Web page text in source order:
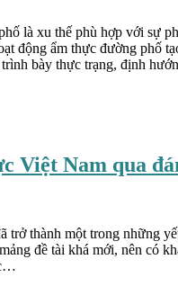
là xu thế phù hợp với sự
động ẩm thực đường phố
bày thực trạng, định
Việt Nam qua
trở thành một trong những
đề tài khá mới, nên có